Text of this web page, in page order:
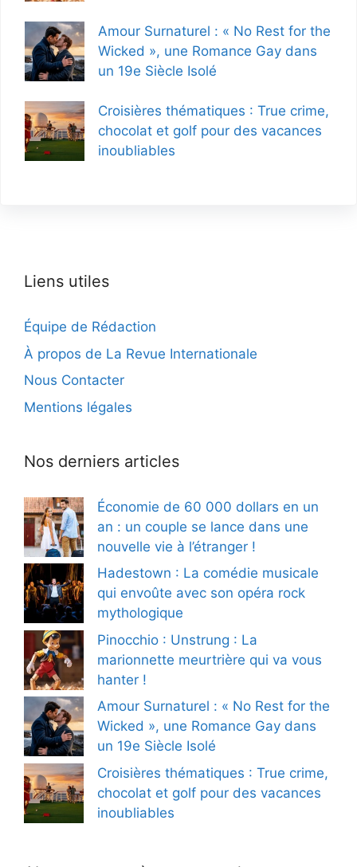
Amour Surnaturel : « No Rest for the
Wicked », une Romance Gay dans
un 19e Siècle Isolé
Croisières thématiques : True crime,
chocolat et golf pour des vacances
inoubliables
Liens utiles
Équipe de Rédaction
À propos de La Revue Internationale
Nous Contacter
Mentions légales
Nos derniers articles
Économie de 60 000 dollars en un
an : un couple se lance dans une
nouvelle vie à l’étranger !
Hadestown : La comédie musicale
qui envoûte avec son opéra rock
mythologique
Pinocchio : Unstrung : La
marionnette meurtrière qui va vous
hanter !
Amour Surnaturel : « No Rest for the
Wicked », une Romance Gay dans
un 19e Siècle Isolé
Croisières thématiques : True crime,
chocolat et golf pour des vacances
inoubliables